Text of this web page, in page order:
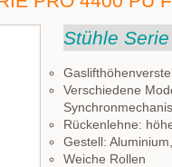
Stühle
Verschiedene
Rückenlehne:
Gestell:
Weiche Rollen